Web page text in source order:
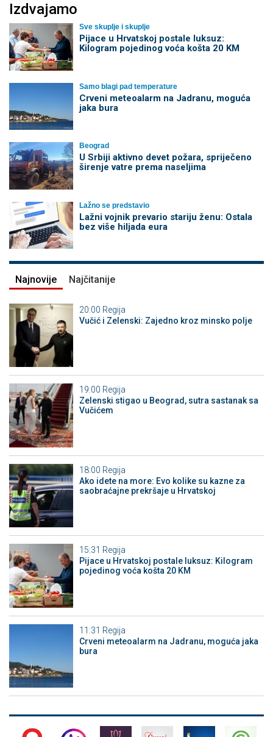
Izdvajamo
Sve skuplje i skuplje
Pijace u Hrvatskoj postale luksuz:
Kilogram pojedinog voća košta 20 KM
Samo blagi pad temperature
Crveni meteoalarm na Jadranu, moguća
jaka bura
Beograd
U Srbiji aktivno devet požara, spriječeno
širenje vatre prema naseljima
Lažno se predstavio
Lažni vojnik prevario stariju ženu: Ostala
bez više hiljada eura
Najnovije Najčitanije
20:00 Regija
Vučić i Zelenski: Zajedno kroz minsko polje
19:00 Regija
Zelenski stigao u Beograd, sutra sastanak sa
Vučićem
18:00 Regija
Ako idete na more: Evo kolike su kazne za
saobraćajne prekršaje u Hrvatskoj
15:31 Regija
Pijace u Hrvatskoj postale luksuz: Kilogram
pojedinog voća košta 20 KM
11:31 Regija
Crveni meteoalarm na Jadranu, moguća jaka
bura